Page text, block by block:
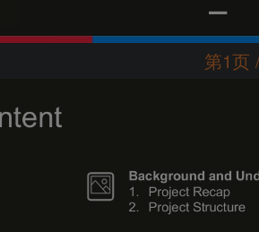
第1页